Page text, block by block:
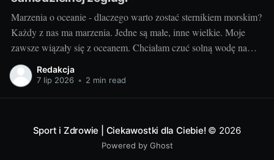
Marzenia o oceanie - dlaczego warto zostać sternikiem morskim?
Każdy z nas ma marzenia. Jedne są małe, inne wielkie. Moje
zawsze wiązały się z oceanem. Chciałam czuć solną wodę na
skórze, słuchać szumu fal i podziwiać nie kończący się horyzont.
Żegluga morska to nie tylko pasja, to styl życia, a
Redakcja
7 lip 2026 • 2 min read
Sport i Zdrowie | Ciekawostki dla Ciebie! © 2026
Powered by Ghost